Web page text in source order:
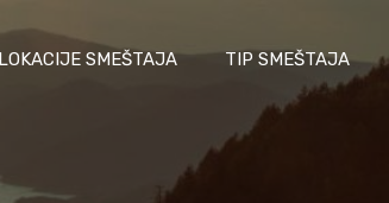
LOKACIJE SMEŠTAJA TIP SMEŠTAJA